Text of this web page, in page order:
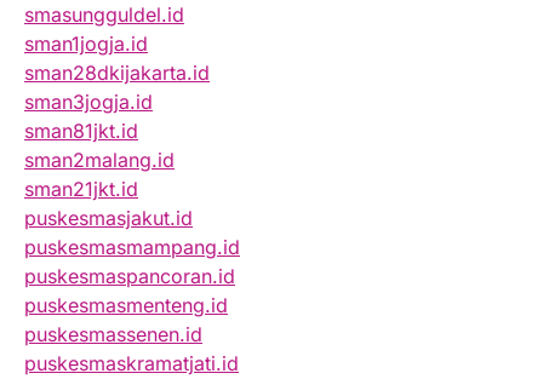
smasungguldel.id
sman1jogja.id
sman28dkijakarta.id
sman3jogja.id
sman81jkt.id
sman2malang.id
sman21jkt.id
puskesmasjakut.id
puskesmasmampang.id
puskesmaspancoran.id
puskesmasmenteng.id
puskesmassenen.id
puskesmaskramatjati.id